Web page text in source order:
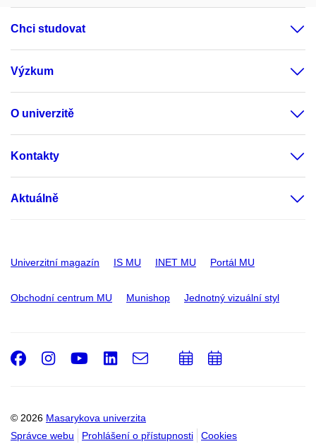
Chci studovat
Výzkum
O univerzitě
Kontakty
Aktuálně
Univerzitní magazín IS MU INET MU Portál MU
Obchodní centrum MU Munishop Jednotný vizuální styl
© 2026 Masarykova univerzita
Správce webu
Prohlášení o přístupnosti Cookies
Facebook
Instagram
Youtube
LinkedIn
e-
PřidatPřidat